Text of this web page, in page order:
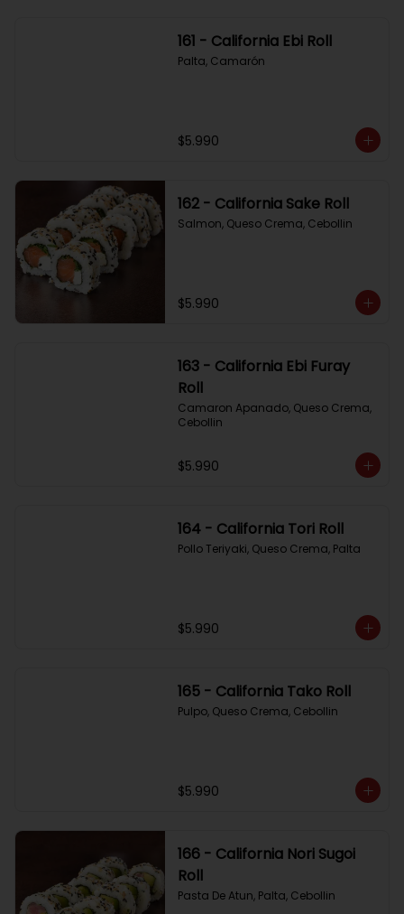
161 - California Ebi Roll
Palta, Camarón
$5.990
162 - California Sake Roll
Salmon, Queso Crema, Cebollin
$5.990
163 - California Ebi Furay
Roll
Camaron Apanado, Queso Crema,
Cebollin
$5.990
164 - California Tori Roll
Pollo Teriyaki, Queso Crema, Palta
$5.990
165 - California Tako Roll
Pulpo, Queso Crema, Cebollin
$5.990
166 - California Nori Sugoi
Roll
Pasta De Atun, Palta, Cebollin